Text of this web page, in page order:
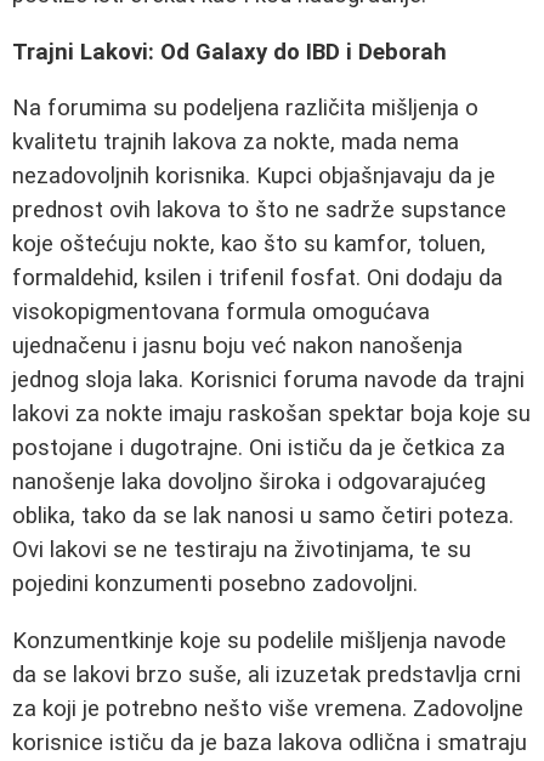
Trajni Lakovi: Od Galaxy do IBD i Deborah
Na forumima su podeljena različita mišljenja o
kvalitetu trajnih lakova za nokte, mada nema
nezadovoljnih korisnika. Kupci objašnjavaju da je
prednost ovih lakova to što ne sadrže supstance
koje oštećuju nokte, kao što su kamfor, toluen,
formaldehid, ksilen i trifenil fosfat. Oni dodaju da
visokopigmentovana formula omogućava
ujednačenu i jasnu boju već nakon nanošenja
jednog sloja laka. Korisnici foruma navode da trajni
lakovi za nokte imaju raskošan spektar boja koje su
postojane i dugotrajne. Oni ističu da je četkica za
nanošenje laka dovoljno široka i odgovarajućeg
oblika, tako da se lak nanosi u samo četiri poteza.
Ovi lakovi se ne testiraju na životinjama, te su
pojedini konzumenti posebno zadovoljni.
Konzumentkinje koje su podelile mišljenja navode
da se lakovi brzo suše, ali izuzetak predstavlja crni
za koji je potrebno nešto više vremena. Zadovoljne
korisnice ističu da je baza lakova odlična i smatraju